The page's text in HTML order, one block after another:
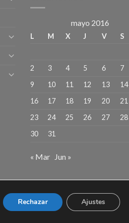
mayo 2016
L M X J V S
2
3 4 5 6 7
9
10 11 12 13 14
16
17 18 19 20 21
23
24 25 26 27 28
30
31
« Mar Jun »
Rechazar Ajustes